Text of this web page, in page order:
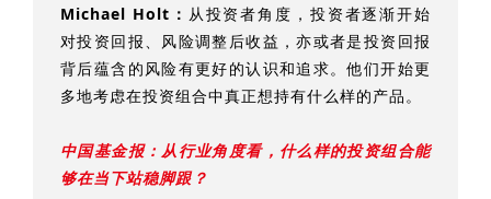
Michael Holt： 从投资者角度，投资者逐渐开始
对投资回报、风险调整后收益，亦或者是投资回报
背后蕴含的风险有更好的认识和追求。他们开始更
多地考虑在投资组合中真正想持有什么样的产品。
中国基金报：从行业角度看，什么样的投资组合能
够在当下站稳脚跟？